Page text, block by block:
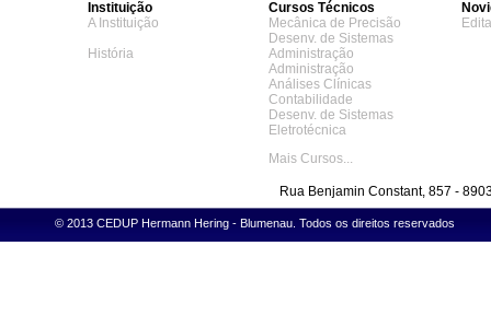
Instituição
A Instituição
História
Cursos Técnicos
Mecânica de Precisão
Desenv. de Sistemas
Administração
Administração
Análises Clínicas
Contabilidade
Desenv. de Sistemas
Eletrotécnica
Mais Cursos...
Rua Benjamin Constant, 857 -
© 2013 CEDUP Hermann Hering - Blumenau. Todos os direitos reservados